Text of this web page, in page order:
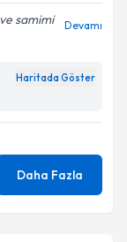
samimi
Devamı
Haritada Göster
Daha Fazla